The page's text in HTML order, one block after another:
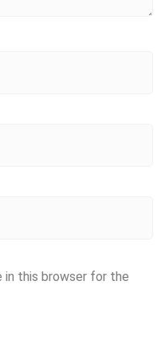
in this browser for the